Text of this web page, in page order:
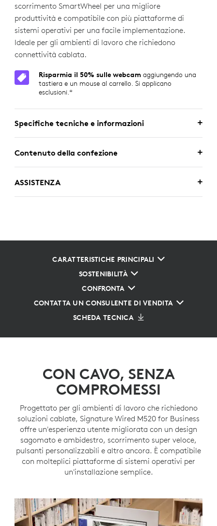
scorrimento SmartWheel per una migliore
produttività e compatibile con più piattaforme di
sistemi operativi per una facile implementazione.
Ideale per gli ambienti di lavoro che richiedono
connettività cablata.
Risparmia il 50% sulle webcam aggiungendo una
tastiera e un mouse al carrello. Si applicano
esclusioni.*
Specifiche tecniche e informazioni
Contenuto della confezione
ASSISTENZA
CARATTERISTICHE PRINCIPALI
SOSTENIBILITÀ
CONFRONTA
CONTATTA UN CONSULENTE DI VENDITA
SCHEDA TECNICA
CON CAVO, SENZA
COMPROMESSI
Progettato per gli ambienti di lavoro che richiedono
soluzioni cablate, Signature Wired M520 for Business
offre un'esperienza utente migliorata con un design
sagomato e ambidestro, scorrimento super veloce,
pulsanti personalizzabili e altro ancora. È compatibile
con molteplici piattaforme di sistemi operativi per
un'installazione semplice.